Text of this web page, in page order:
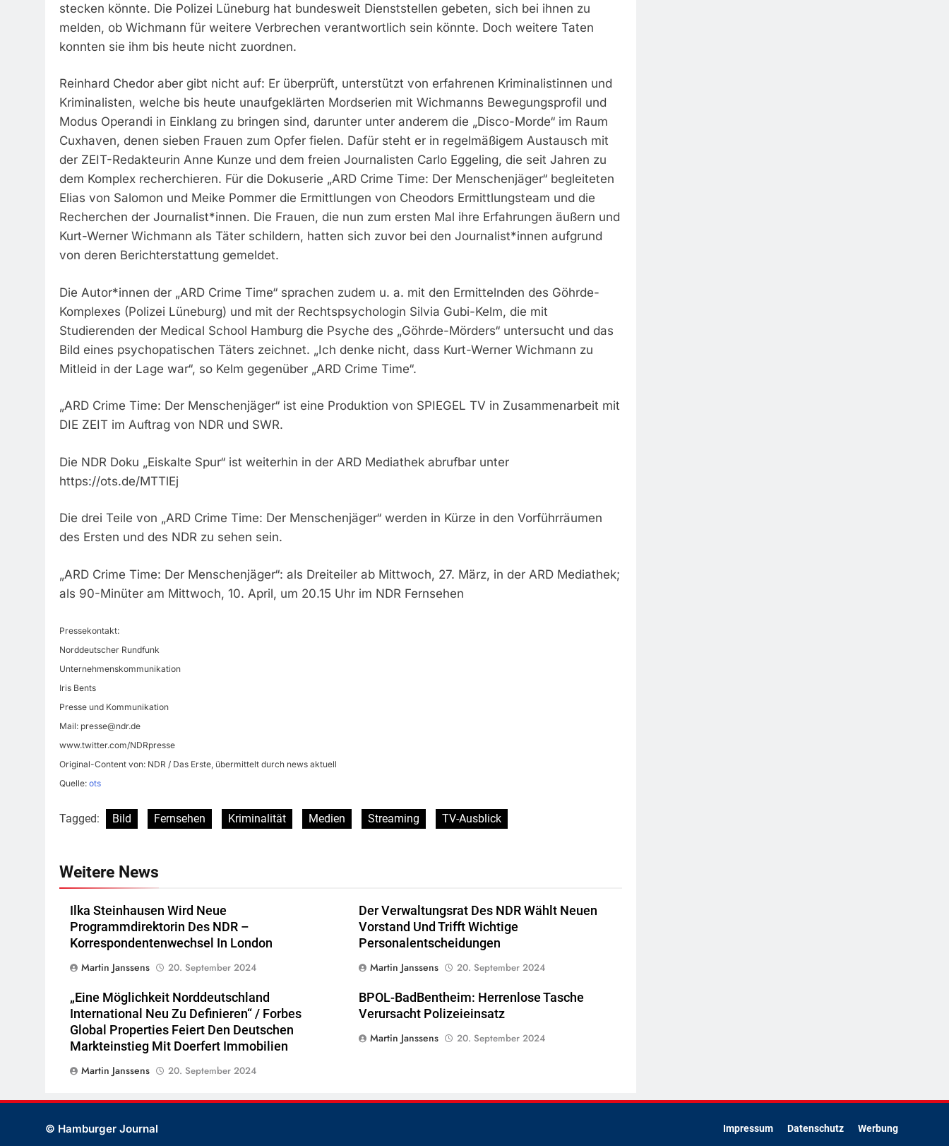
stecken könnte. Die Polizei Lüneburg hat bundesweit Dienststellen gebeten, sich bei ihnen zu
melden, ob Wichmann für weitere Verbrechen verantwortlich sein könnte. Doch weitere Taten
konnten sie ihm bis heute nicht zuordnen.
Reinhard Chedor aber gibt nicht auf: Er überprüft, unterstützt von erfahrenen Kriminalistinnen und
Kriminalisten, welche bis heute unaufgeklärten Mordserien mit Wichmanns Bewegungsprofil und
Modus Operandi in Einklang zu bringen sind, darunter unter anderem die „Disco-Morde“ im Raum
Cuxhaven, denen sieben Frauen zum Opfer fielen. Dafür steht er in regelmäßigem Austausch mit
der ZEIT-Redakteurin Anne Kunze und dem freien Journalisten Carlo Eggeling, die seit Jahren zu
dem Komplex recherchieren. Für die Dokuserie „ARD Crime Time: Der Menschenjäger“ begleiteten
Elias von Salomon und Meike Pommer die Ermittlungen von Cheodors Ermittlungsteam und die
Recherchen der Journalist*innen. Die Frauen, die nun zum ersten Mal ihre Erfahrungen äußern und
Kurt-Werner Wichmann als Täter schildern, hatten sich zuvor bei den Journalist*innen aufgrund
von deren Berichterstattung gemeldet.
Die Autor*innen der „ARD Crime Time“ sprachen zudem u. a. mit den Ermittelnden des Göhrde-
Komplexes (Polizei Lüneburg) und mit der Rechtspsychologin Silvia Gubi-Kelm, die mit
Studierenden der Medical School Hamburg die Psyche des „Göhrde-Mörders“ untersucht und das
Bild eines psychopatischen Täters zeichnet. „Ich denke nicht, dass Kurt-Werner Wichmann zu
Mitleid in der Lage war“, so Kelm gegenüber „ARD Crime Time“.
„ARD Crime Time: Der Menschenjäger“ ist eine Produktion von SPIEGEL TV in Zusammenarbeit mit
DIE ZEIT im Auftrag von NDR und SWR.
Die NDR Doku „Eiskalte Spur“ ist weiterhin in der ARD Mediathek abrufbar unter
https://ots.de/MTTlEj
Die drei Teile von „ARD Crime Time: Der Menschenjäger“ werden in Kürze in den Vorführräumen
des Ersten und des NDR zu sehen sein.
„ARD Crime Time: Der Menschenjäger“: als Dreiteiler ab Mittwoch, 27. März, in der ARD Mediathek;
als 90-Minüter am Mittwoch, 10. April, um 20.15 Uhr im NDR Fernsehen
Pressekontakt:
Norddeutscher Rundfunk
Unternehmenskommunikation
Iris Bents
Presse und Kommunikation
Mail: presse@ndr.de
www.twitter.com/NDRpresse
Original-Content von: NDR / Das Erste, übermittelt durch news aktuell
Quelle: ots
Tagged: Bild Fernsehen Kriminalität Medien Streaming TV-Ausblick
Weitere News
Ilka Steinhausen Wird Neue
Programmdirektorin Des NDR –
Korrespondentenwechsel In London
Martin Janssens
20. September 2024
Der Verwaltungsrat Des NDR Wählt Neuen
Vorstand Und Trifft Wichtige
Personalentscheidungen
Martin Janssens
20. September 2024
„Eine Möglichkeit Norddeutschland
International Neu Zu Definieren“ / Forbes
Global Properties Feiert Den Deutschen
Markteinstieg Mit Doerfert Immobilien
Martin Janssens
20. September 2024
BPOL-BadBentheim: Herrenlose Tasche
Verursacht Polizeieinsatz
Martin Janssens
20. September 2024
© Hamburger Journal Impressum Datenschutz Werbung